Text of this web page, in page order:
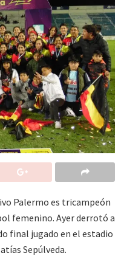
Palermo es tricampeón
femenino. Ayer derrotó a
final jugado en el estadio
Sepúlveda.